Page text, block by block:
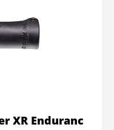
XR Enduranc